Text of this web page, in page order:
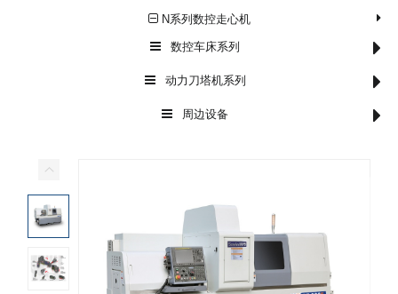
N系列数控走心机
数控车床系列
动力刀塔机系列
周边设备